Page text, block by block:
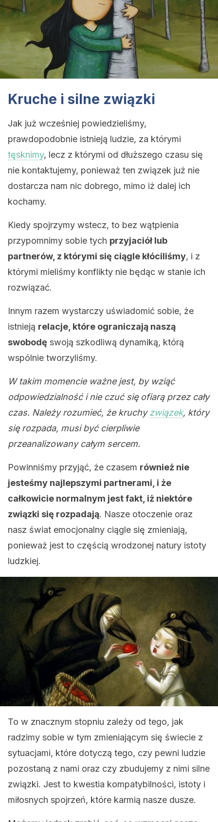
Kruche i silne związki
Jak już wcześniej powiedzieliśmy,
prawdopodobnie istnieją ludzie, za którymi
tęsknimy, lecz z którymi od dłuższego czasu się
nie kontaktujemy, ponieważ ten związek już nie
dostarcza nam nic dobrego, mimo iż dalej ich
kochamy.
Kiedy spojrzymy wstecz, to bez wątpienia
przypomnimy sobie tych przyjaciół lub
partnerów, z którymi się ciągle kłóciliśmy, i z
którymi mieliśmy konflikty nie będąc w stanie ich
rozwiązać.
Innym razem wystarczy uświadomić sobie, że
istnieją relacje, które ograniczają naszą
swobodę swoją szkodliwą dynamiką, którą
wspólnie tworzyliśmy.
W takim momencie ważne jest, by wziąć
odpowiedzialność i nie czuć się ofiarą przez cały
czas. Należy rozumieć, że kruchyzwiązek, który
się rozpada, musi być cierpliwie
przeanalizowany całym sercem.
Powinniśmy przyjąć, że czasem również nie
jesteśmy najlepszymi partnerami, i że
całkowicie normalnym jest fakt, iż niektóre
związki się rozpadają. Nasze otoczenie oraz
nasz świat emocjonalny ciągle się zmieniają,
ponieważ jest to częścią wrodzonej natury istoty
ludzkiej.
To w znacznym stopniu zależy od tego, jak
radzimy sobie w tym zmieniającym się świecie z
sytuacjami, które dotyczą tego, czy pewni ludzie
pozostaną z nami oraz czy zbudujemy z nimi silne
związki. Jest to kwestia kompatybilności, istoty i
miłosnych spojrzeń, które karmią nasze dusze.